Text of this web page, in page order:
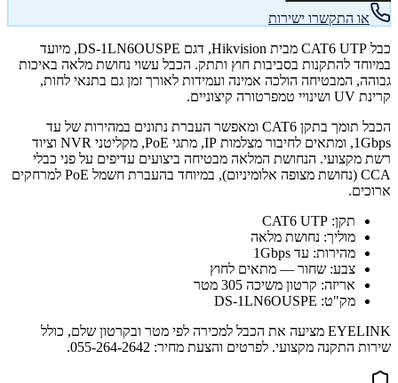
או התקשרו ישירות
כבל CAT6 UTP מבית Hikvision, דגם DS-1LN6OUSPE, מיועד
במיוחד להתקנות בסביבות חוץ ותתק. הכבל עשוי נחושת מלאה באיכות
גבוהה, המבטיחה הולכה אמינה ועמידות לאורך זמן גם בתנאי לחות,
קרינת UV ושינויי טמפרטורה קיצוניים.
הכבל תומך בתקן CAT6 ומאפשר העברת נתונים במהירות של עד
1Gbps, ומתאים לחיבור מצלמות IP, מתגי PoE, מקליטני NVR וציוד
רשת מקצועי. הנחושת המלאה מבטיחה ביצועים עדיפים על פני כבלי
CCA (נחושת מצופה אלומיניום), במיוחד בהעברת חשמל PoE למרחקים
ארוכים.
תקן: CAT6 UTP
מוליך: נחושת מלאה
מהירות: עד 1Gbps
צבע: שחור — מתאים לחוץ
אריזה: קרטון משיכה 305 מטר
מק"ט: DS-1LN6OUSPE
EYELINK מציעה את הכבל למכירה לפי מטר ובקרטון שלם, כולל
שירות התקנה מקצועי. לפרטים והצעת מחיר: 055-264-2642.